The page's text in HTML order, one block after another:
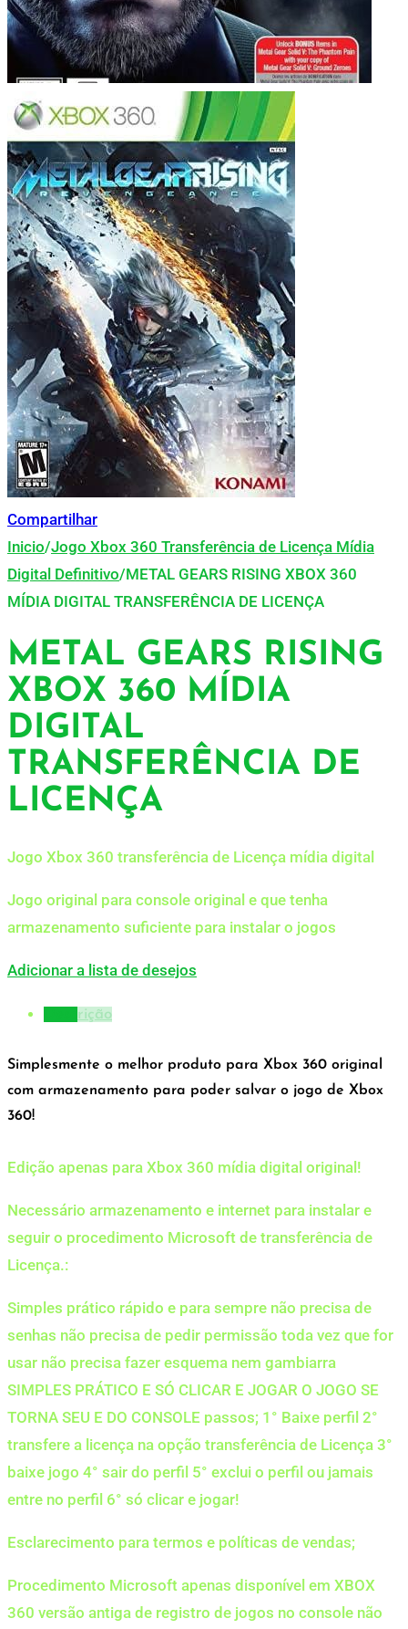
Compartilhar
Inicio/Jogo Xbox 360 Transferência de Licença Mídia
Digital Definitivo/METAL GEARS RISING XBOX 360
MÍDIA DIGITAL TRANSFERÊNCIA DE LICENÇA
METAL GEARS RISING
XBOX 360 MÍDIA
DIGITAL
TRANSFERÊNCIA DE
LICENÇA
Jogo Xbox 360 transferência de Licença mídia digital
Jogo original para console original e que tenha
armazenamento suficiente para instalar o jogos
Adicionar a lista de desejos
Descrição
Simplesmente o melhor produto para Xbox 360 original
com armazenamento para poder salvar o jogo de Xbox
360!
Edição apenas para Xbox 360 mídia digital original!
Necessário armazenamento e internet para instalar e
seguir o procedimento Microsoft de transferência de
Licença.:
Simples prático rápido e para sempre não precisa de
senhas não precisa de pedir permissão toda vez que for
usar não precisa fazer esquema nem gambiarra
SIMPLES PRÁTICO E SÓ CLICAR E JOGAR O JOGO SE
TORNA SEU E DO CONSOLE passos; 1° Baixe perfil 2°
transfere a licença na opção transferência de Licença 3°
baixe jogo 4° sair do perfil 5° exclui o perfil ou jamais
entre no perfil 6° só clicar e jogar!
Esclarecimento para termos e políticas de vendas;
Procedimento Microsoft apenas disponível em XBOX
360 versão antiga de registro de jogos no console não